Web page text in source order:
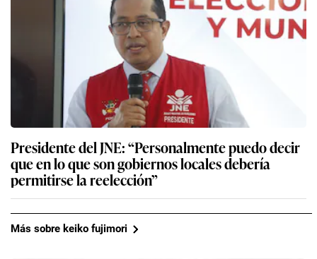
Presidente del JNE: “Personalmente puedo decir
que en lo que son gobiernos locales debería
permitirse la reelección”
Más sobre keiko fujimori